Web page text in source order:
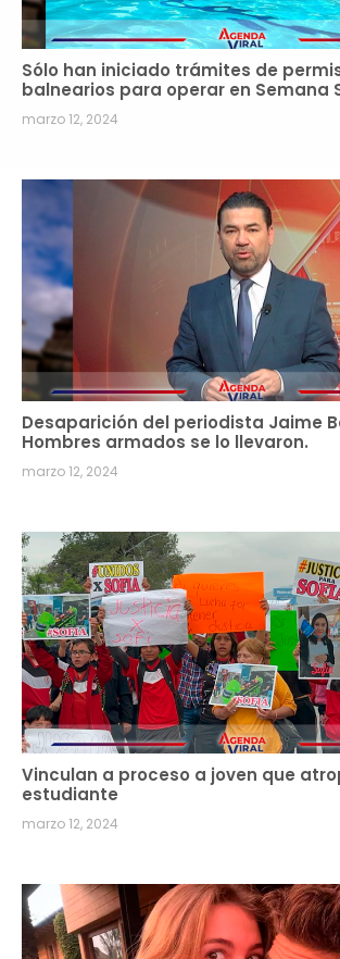
Sólo han iniciado trámites de
balnearios para operar en Semana
marzo 12, 2024
Desaparición del periodista Jaime
Hombres armados se lo llevaron.
marzo 12, 2024
Vinculan a proceso a joven que
estudiante
marzo 12, 2024